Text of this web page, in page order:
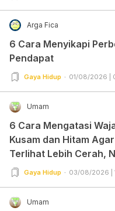
Arga Fica
6 Cara Menyikapi
Pendapat
Gaya Hidup 01/08/2026 |
Umam
6 Cara Mengatasi
Kusam dan Hitam
Terlihat Lebih Cerah,
Gampang Banget dan
Gaya Hidup 03/08/2026 |
Umam